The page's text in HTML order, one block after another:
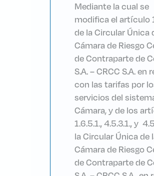
Mediante la cual se
modifica el artículo
de la Circular Única
Cámara de Riesgo
de Contraparte de
S.A. – CRCC S.A. en
con las tarifas por
servicios del
Cámara, y de los
1.6.5.1., 4.5.3.1., y
la Circular Única de
Cámara de Riesgo
de Contraparte de